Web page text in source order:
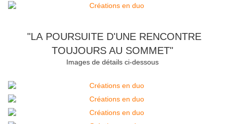
"LA POURSUITE D'UNE RENCONTRE
TOUJOURS AU SOMMET"
Images de détails ci-dessous